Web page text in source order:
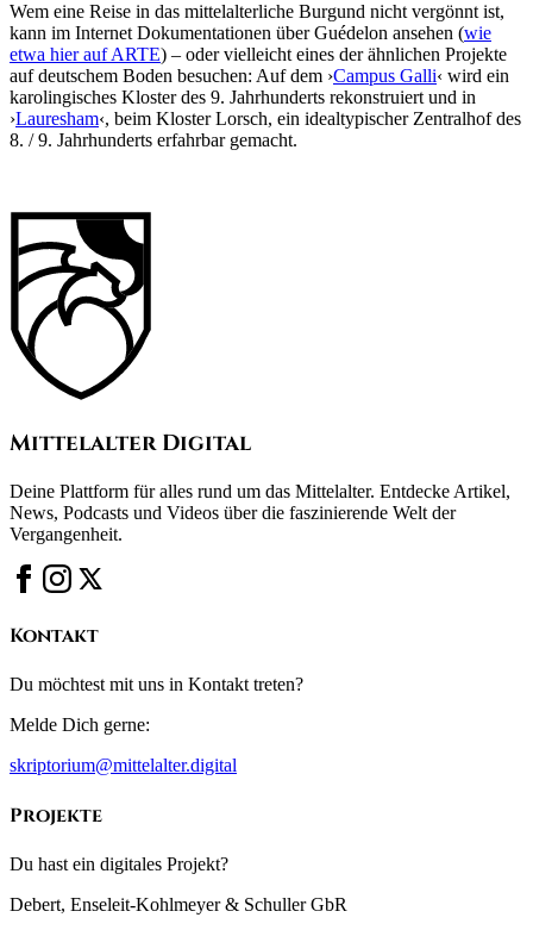
Wem eine Reise in das mittelalterliche Burgund nicht vergönnt ist,
kann im Internet Dokumentationen über Guédelon ansehen (wie
etwa hier auf ARTE) – oder vielleicht eines der ähnlichen Projekte
auf deutschem Boden besuchen: Auf dem ›Campus Galli‹ wird ein
karolingisches Kloster des 9. Jahrhunderts rekonstruiert und in
›Lauresham‹, beim Kloster Lorsch, ein idealtypischer Zentralhof des
8. / 9. Jahrhunderts erfahrbar gemacht.
Mittelalter Digital
Deine Plattform für alles rund um das Mittelalter. Entdecke Artikel,
News, Podcasts und Videos über die faszinierende Welt der
Vergangenheit.
Kontakt
Du möchtest mit uns in Kontakt treten?
Melde Dich gerne:
skriptorium@mittelalter.digital
Projekte
Du hast ein digitales Projekt?
Debert, Enseleit-Kohlmeyer & Schuller GbR